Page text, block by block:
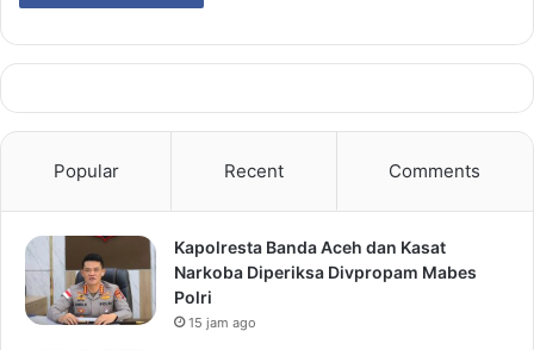
Popular Recent Comments
Kapolresta Banda Aceh dan Kasat
Narkoba Diperiksa Divpropam Mabes
Polri
15 jam ago